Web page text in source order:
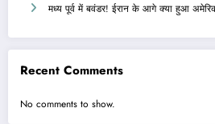
मध्य पूर्व में बवंडर! ईरान के आगे क्या हुआ
Recent Comments
No comments to show.